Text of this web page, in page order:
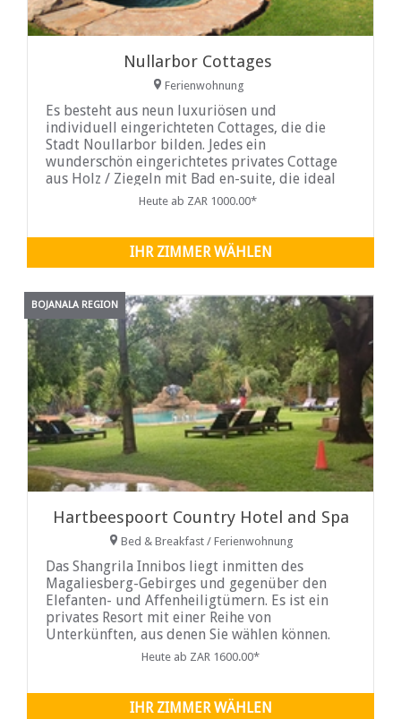
Nullarbor Cottages
Ferienwohnung
Es besteht aus neun luxuriösen und
individuell eingerichteten Cottages, die die
Stadt Noullarbor bilden. Jedes ein
wunderschön eingerichtetes privates Cottage
aus Holz / Ziegeln mit Bad en-suite, die ideal
für einen romantischen Kurzurlaub sind. Die
Heute ab ZAR 1000.00*
IHR ZIMMER WÄHLEN
BOJANALA REGION
Hartbeespoort Country Hotel and Spa
Bed & Breakfast / Ferienwohnung
Das Shangrila Innibos liegt inmitten des
Magaliesberg-Gebirges und gegenüber den
Elefanten- und Affenheiligtümern. Es ist ein
privates Resort mit einer Reihe von
Unterkünften, aus denen Sie wählen können.
Heute ab ZAR 1600.00*
IHR ZIMMER WÄHLEN